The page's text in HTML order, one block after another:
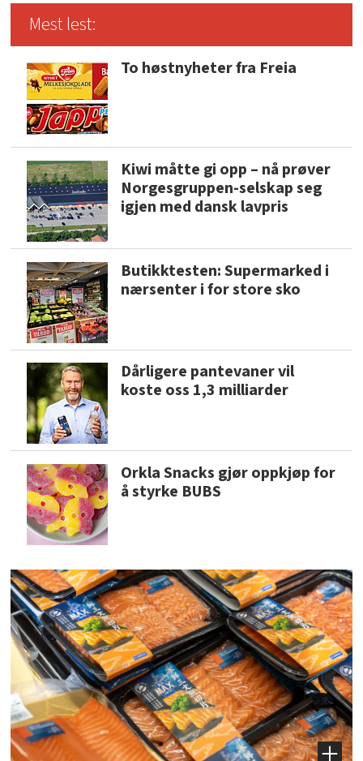
Mest lest:
To høstnyheter fra Freia
Kiwi måtte gi opp – nå prøver
Norgesgruppen-selskap seg
igjen med dansk lavpris
Butikktesten: Supermarked i
nærsenter i for store sko
Dårligere pantevaner vil
koste oss 1,3 milliarder
Orkla Snacks gjør oppkjøp for
å styrke BUBS